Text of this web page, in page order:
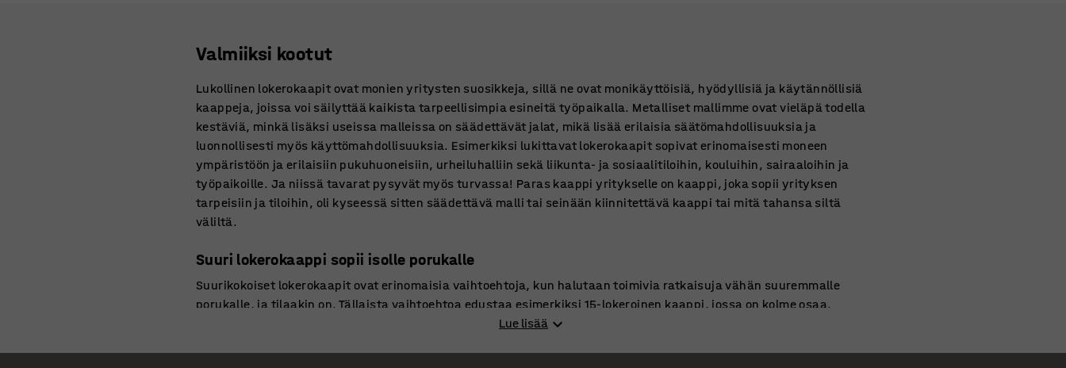
Valmiiksi kootut
Lukollinen lokerokaapit ovat monien yritysten suosikkeja, sillä ne ovat monikäyttöisiä, hyödyllisiä ja käytännöllisiä
kaappeja, joissa voi säilyttää kaikista tarpeellisimpia esineitä työpaikalla. Metalliset mallimme ovat vieläpä todella
kestäviä, minkä lisäksi useissa malleissa on säädettävät jalat, mikä lisää erilaisia säätömahdollisuuksia ja
luonnollisesti myös käyttömahdollisuuksia. Esimerkiksi lukittavat lokerokaapit sopivat erinomaisesti moneen
ympäristöön ja erilaisiin pukuhuoneisiin, urheiluhalliin sekä liikunta- ja sosiaalitiloihin, kouluihin, sairaaloihin ja
työpaikoille. Ja niissä tavarat pysyvät myös turvassa! Paras kaappi yritykselle on kaappi, joka sopii yrityksen
tarpeisiin ja tiloihin, oli kyseessä sitten säädettävä malli tai seinään kiinnitettävä kaappi tai mitä tahansa siltä
väliltä.
Suuri lokerokaappi sopii isolle porukalle
Suurikokoiset lokerokaapit ovat erinomaisia vaihtoehtoja, kun halutaan toimivia ratkaisuja vähän suuremmalle
porukalle, ja tilaakin on. Tällaista vaihtoehtoa edustaa esimerkiksi 15-lokeroinen kaappi, jossa on kolme osaa.
Monipuolisista käyttömahdollisuuksistaan huolimatta kyseessä on kompakti ja tyylikäs kaappikokonaisuus melkein
Lue lisää